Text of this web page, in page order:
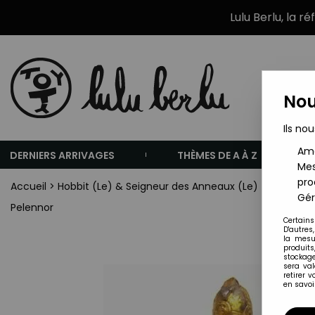
Lulu Berlu, la
DERNIERS ARRIVAGES THÈMES DE A À Z
Accueil > Hobbit (Le) & Seigneur des Anneaux (Le)
Le
Pelennor
Ils
la
sera
retirer
en